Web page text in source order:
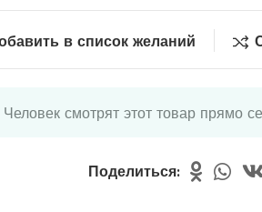
в список желаний
Человек смотрят этот товар прямо
Поделиться: